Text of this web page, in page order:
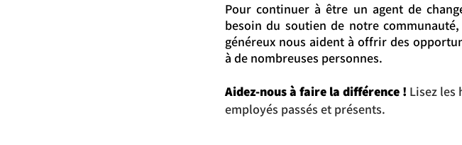
Pour continuer à être un agent de
besoin du soutien de notre
généreux nous aident à offrir des
à de nombreuses personnes.
Aidez-nous à faire la différence ! Lisez les
employés passés et présents.